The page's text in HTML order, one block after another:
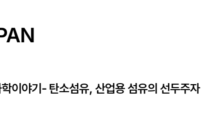
이야기- 탄소섬유, 산업용 섬유의 선두주자